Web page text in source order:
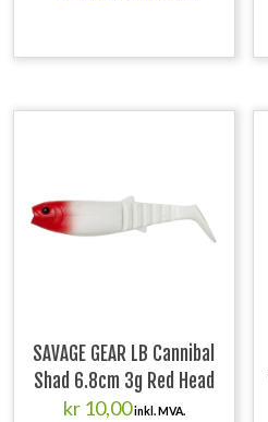
SAVAGE GEAR LB Cannibal
Shad 6.8cm 3g Red Head
kr10,00inkl. MVA.